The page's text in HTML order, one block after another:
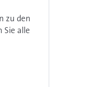
zu den
Sie alle